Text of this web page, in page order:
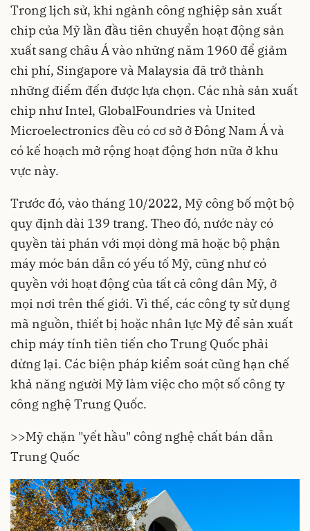
Trong lịch sử, khi ngành công nghiệp sản xuất
chipcủa Mỹ lần đầu tiên chuyển hoạt động sản
xuất sang châu Á vào những năm 1960 để giảm
chi phí, Singapore và Malaysia đã trở thành
những điểm đến được lựa chọn. Các nhà sản xuất
chip như Intel, GlobalFoundries và United
Microelectronics đều có cơ sở ở Đông Nam Á và
có kế hoạch mở rộng hoạt động hơn nữa ở khu
vực này.
Trước đó, vào tháng 10/2022, Mỹ công bố một bộ
quy định dài 139 trang. Theo đó, nước này có
quyền tài phán với mọi dòng mã hoặc bộ phận
máy móc bán dẫn có yếu tố Mỹ, cũng như có
quyền với hoạt động của tất cả công dân Mỹ, ở
mọi nơi trên thế giới. Vì thế, các công ty sử dụng
mã nguồn, thiết bị hoặc nhân lực Mỹ để sản xuất
chip máy tính tiên tiến cho Trung Quốc phải
dừng lại. Các biện pháp kiểm soát cũng hạn chế
khả năng người Mỹ làm việc cho một số công ty
công nghệ Trung Quốc.
>>Mỹ chặn "yết hầu" công nghệ chất bán dẫn
Trung Quốc